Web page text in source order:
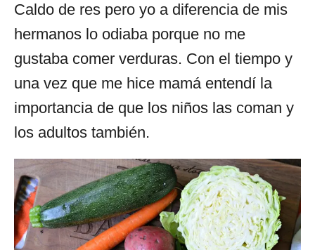
Caldo de res pero yo a diferencia de mis
hermanos lo odiaba porque no me
gustaba comer verduras. Con el tiempo y
una vez que me hice mamá entendí la
importancia de que los niños las coman y
los adultos también.